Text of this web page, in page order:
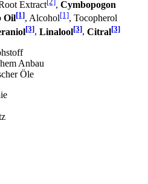
Extract , Cymbopogon
Oil[1], Alcohol[1], Tocopherol
[3], Linalool[3], Citral[3]
Anbau
Öle